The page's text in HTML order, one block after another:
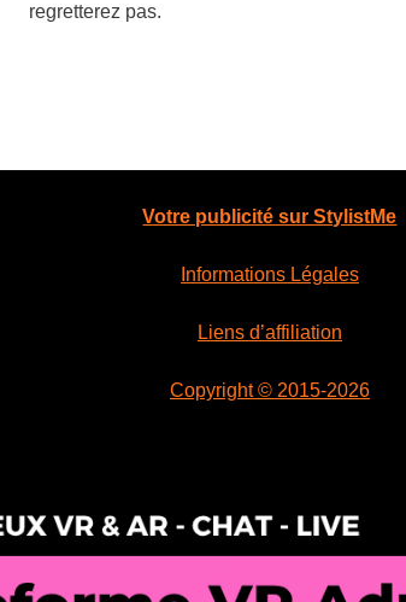
regretterez pas.
Votre publicité sur StylistMe
Informations Légales
Liens d’affiliation
Copyright © 2015-2026